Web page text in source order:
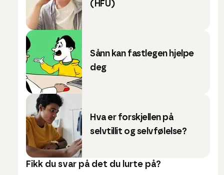
(HFU)
Sånn kan fastlegen hjelpe
deg
Hva er forskjellen på
selvtillit og selvfølelse?
Fikk du svar på det du lurte på?